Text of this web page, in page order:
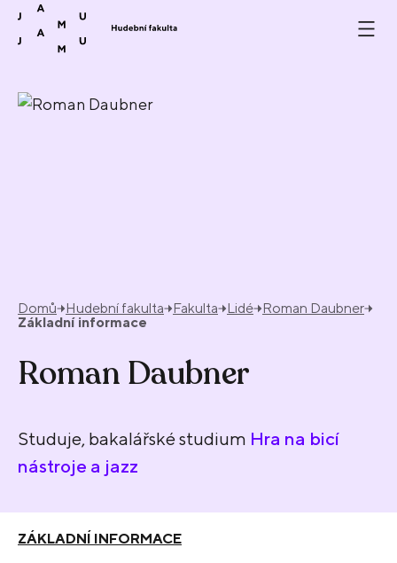
Přeskočit na obsah
Domů Hudební fakulta Fakulta Lidé Roman Daubner
Základní informace
Roman Daubner
Studuje, bakalářské studium Hra na bicí
nástroje a jazz
ZÁKLADNÍ INFORMACE